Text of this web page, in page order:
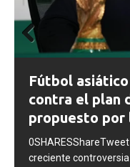
FIFA abre
contra
la final del
0SHARESShareTweet
inició una serie de
Prev